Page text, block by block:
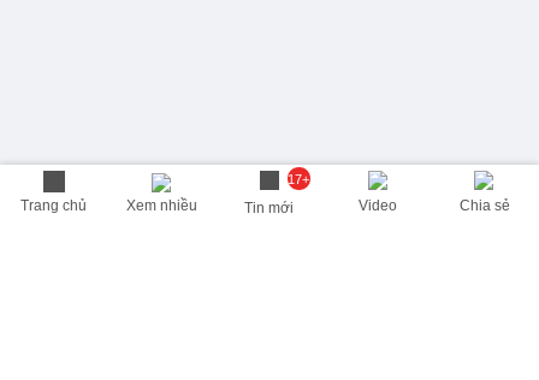
Trang chủ Xem nhiều
17+
Tin mới Video Chia sẻ